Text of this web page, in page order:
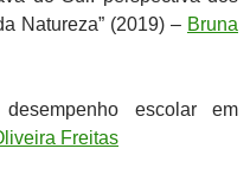
Natureza” (2019) – Bruna
escolar em
Freitas